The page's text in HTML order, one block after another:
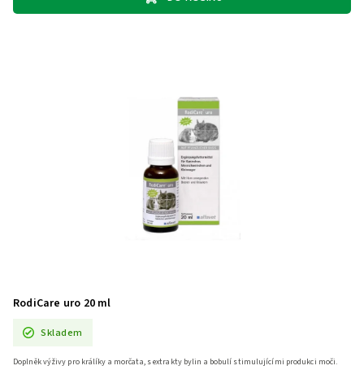
RodiCare uro 20 ml
Skladem
Doplněk výživy pro králíky a morčata, s extrakty bylin a bobulí stimulujícími produkci moči.